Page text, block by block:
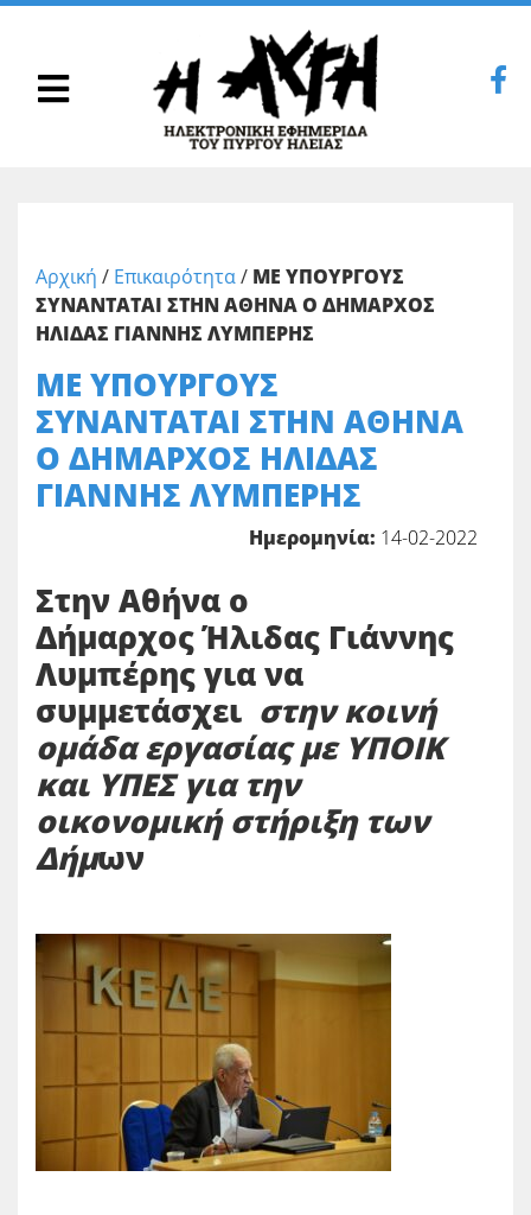
Αρχική / Επικαιρότητα/ ΜΕ ΥΠΟΥΡΓΟΥΣ
ΣΥΝΑΝΤΑΤΑΙ ΣΤΗΝ ΑΘΗΝΑ Ο ΔΗΜΑΡΧΟΣ
ΗΛΙΔΑΣ ΓΙΑΝΝΗΣ ΛΥΜΠΕΡΗΣ
ΜΕ ΥΠΟΥΡΓΟΥΣ
ΣΥΝΑΝΤΑΤΑΙ ΣΤΗΝ ΑΘΗΝΑ
Ο ΔΗΜΑΡΧΟΣ ΗΛΙΔΑΣ
ΓΙΑΝΝΗΣ ΛΥΜΠΕΡΗΣ
Ημερομηνία: 14-02-2022
Στην Αθήνα ο
Δήμαρχος Ήλιδας Γιάννης
Λυμπέρης για να
συμμετάσχει στην κοινή
ομάδα εργασίας με ΥΠΟΙΚ
και ΥΠΕΣ για την
οικονομική στήριξη των
Δήμων